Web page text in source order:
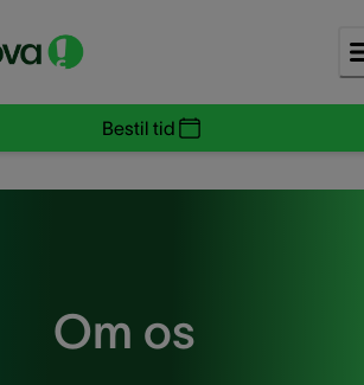
Bestil tid
Om os